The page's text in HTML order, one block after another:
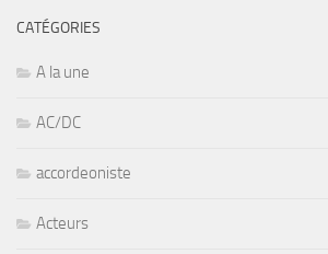
CATÉGORIES
A la une
AC/DC
accordeoniste
Acteurs